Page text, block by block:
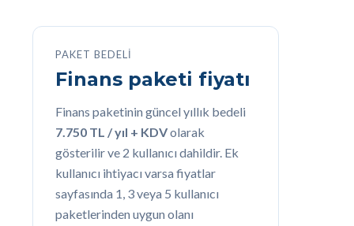
PAKET BEDELI
Finans paketi fiyatı
Finans paketinin güncel yıllık bedeli
7.750 TL / yıl + KDVolarak
gösterilir ve 2 kullanıcı dahildir. Ek
kullanıcı ihtiyacı varsa fiyatlar
sayfasında 1, 3 veya 5 kullanıcı
paketlerinden uygun olanı